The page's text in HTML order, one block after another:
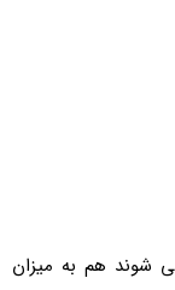
شوند هم به میزان